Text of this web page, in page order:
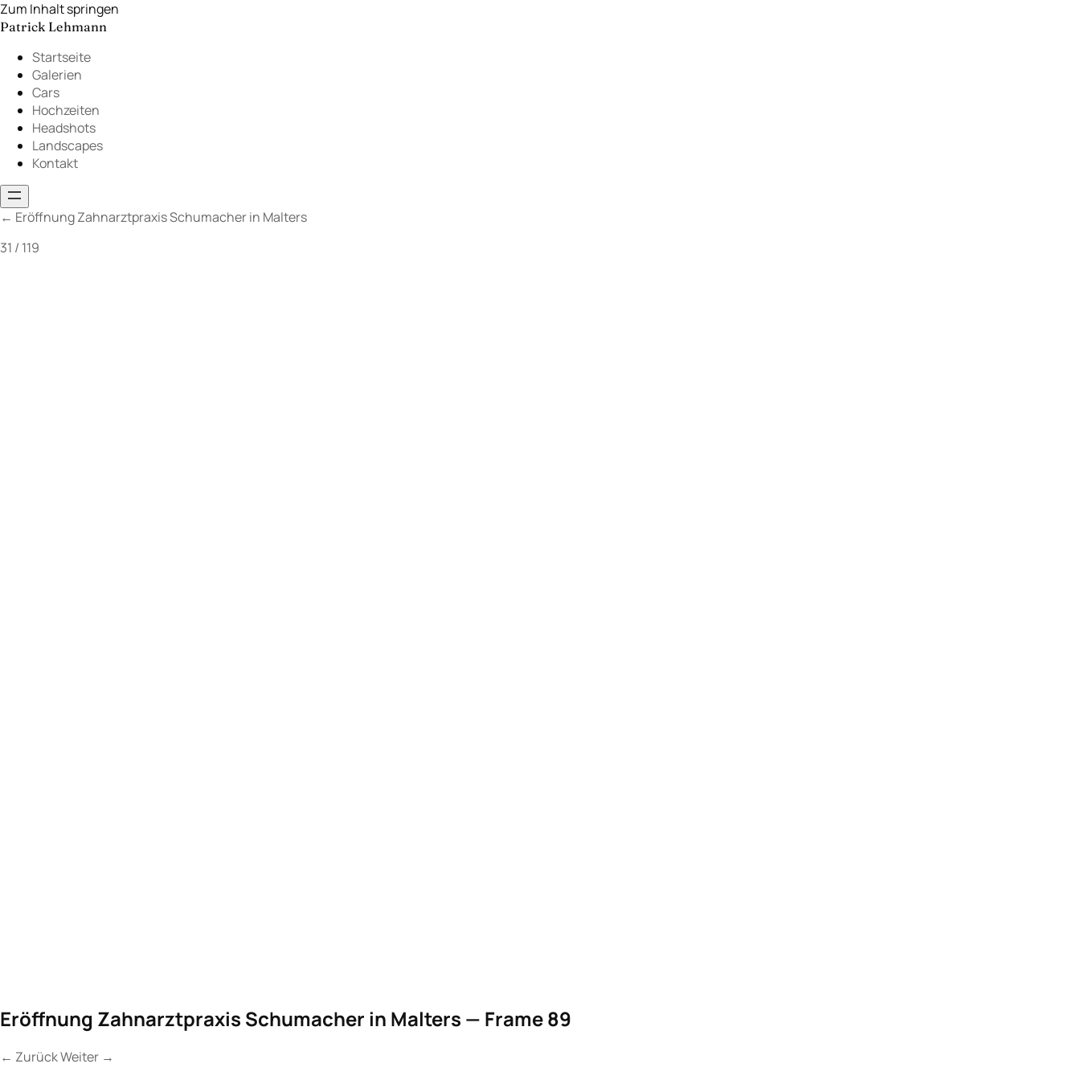
Zum Inhalt springen
Patrick Lehmann
Startseite
Galerien
Cars
Hochzeiten
Headshots
Landscapes
Kontakt
← Eröffnung Zahnarztpraxis Schumacher in Malters
31 / 119
Eröffnung Zahnarztpraxis Schumacher in Malters — Frame 89
← ZurückWeiter →